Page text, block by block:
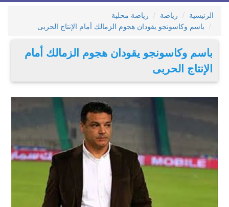
الرئيسية رياضة
رياضة محلية
باسم وكاسونجو يقودان هجوم الزمالك أمام الإنتاج الحربى
باسم وكاسونجو يقودان هجوم الزمالك أمام
الإنتاج الحربى